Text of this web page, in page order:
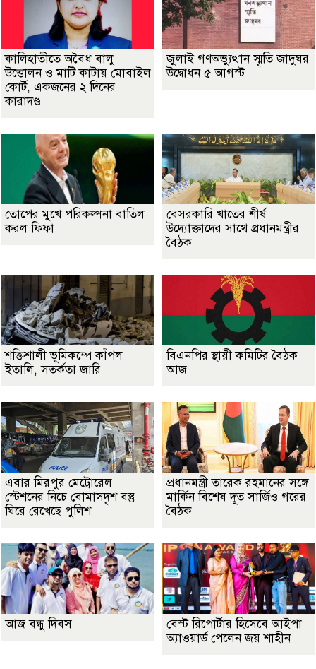
কালিহাতীতে অবৈধ বালু
উত্তোলন ও মাটি কাটায় মোবাইল
কোর্ট, একজনের ২ দিনের
কারাদণ্ড
জুলাই গণঅভ্যুত্থান স্মৃতি জাদুঘর
উদ্বোধন ৫ আগস্ট
তোপের মুখে পরিকল্পনা বাতিল
করল ফিফা
বেসরকারি খাতের শীর্ষ
উদ্যোক্তাদের সাথে প্রধানমন্ত্রীর
বৈঠক
শক্তিশালী ভূমিকম্পে কাঁপল
ইতালি, সতর্কতা জারি
বিএনপির স্থায়ী কমিটির বৈঠক
আজ
এবার মিরপুর মেট্রোরেল
স্টেশনের নিচে বোমাসদৃশ বস্তু
ঘিরে রেখেছে পুলিশ
প্রধানমন্ত্রী তারেক রহমানের সঙ্গে
মার্কিন বিশেষ দূত সার্জিও গরের
বৈঠক
আজ বন্ধু দিবস
বেস্ট রিপোর্টার হিসেবে আইপা
অ্যাওয়ার্ড পেলেন জয় শাহীন